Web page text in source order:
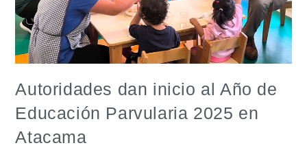
Autoridades dan inicio al Año de
Educación Parvularia 2025 en
Atacama